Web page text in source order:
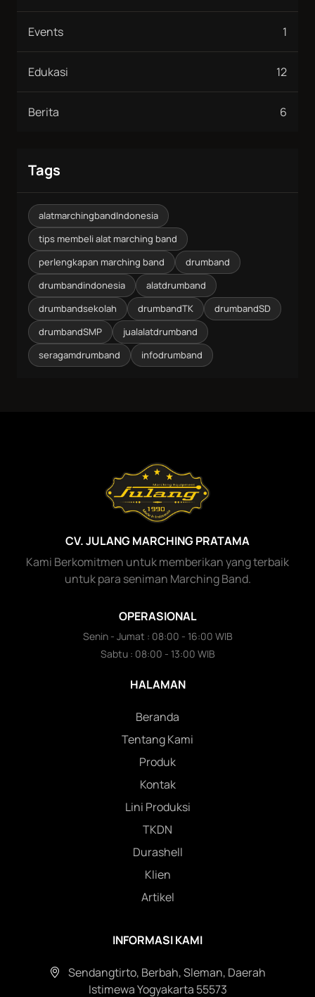
Events 1
Edukasi 12
Berita 6
Tags
alatmarchingbandIndonesia
tips membeli alat marching band
perlengkapan marching band
drumband
drumbandindonesia
alatdrumband
drumbandsekolah
drumbandTK
drumbandSD
drumbandSMP
jualalatdrumband
seragamdrumband
infodrumband
CV. JULANG MARCHING PRATAMA
Kami Berkomitmen untuk memberikan yang terbaik
untuk para seniman Marching Band.
OPERASIONAL
Senin - Jumat : 08:00 - 16:00 WIB
Sabtu : 08:00 - 13:00 WIB
HALAMAN
Beranda
Tentang Kami
Produk
Kontak
Lini Produksi
TKDN
Durashell
Klien
Artikel
INFORMASI KAMI
Sendangtirto, Berbah, Sleman, Daerah
Istimewa Yogyakarta 55573